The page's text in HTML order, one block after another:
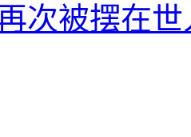
次被摆在